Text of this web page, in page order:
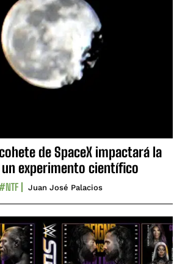
de SpaceX impactará la
un experimento científico
Juan José Palacios